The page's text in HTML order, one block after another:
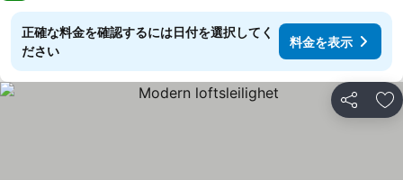
正確な料金を確認するには日付を選択してく
ださい
料金を表示
シェア お